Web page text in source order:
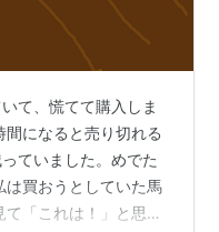
て、慌てて購入しま
間になると売り切れる
ていました。めでた
は買おうとしていた馬
「これは！」と思っ